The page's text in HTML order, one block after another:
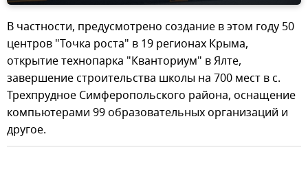
В частности, предусмотрено создание в этом году 50
центров "Точка роста" в 19 регионах Крыма,
открытие технопарка "Кванториум" в Ялте,
завершение строительства школы на 700 мест в с.
Трехпрудное Симферопольского района, оснащение
компьютерами 99 образовательных организаций и
другое.